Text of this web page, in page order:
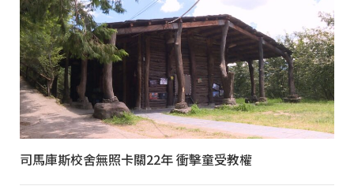
司馬庫斯校舍無照卡關22年 衝擊童受教權